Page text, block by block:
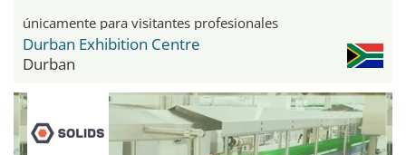
únicamente para visitantes profesionales
Durban Exhibition Centre
Durban